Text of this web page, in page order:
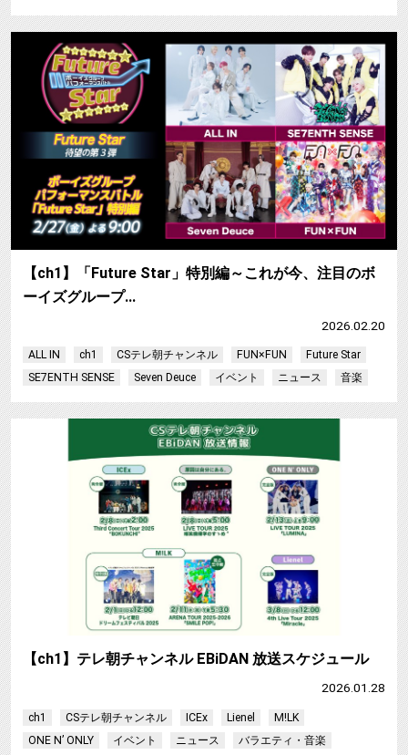
【ch1】「Future Star」特別編～これが今、注目のボ
ーイズグループ…
2026.02.20
ALL IN ch1 CSテレ朝チャンネル FUN×FUN
Future Star
SE7ENTH SENSE
Seven Deuce イベント ニュース 音楽
【ch1】テレ朝チャンネル EBiDAN 放送スケジュール
2026.01.28
ch1 CSテレ朝チャンネル ICEx Lienel
M!LK
ONE N’ ONLY
イベント ニュース
バラエティ・音楽